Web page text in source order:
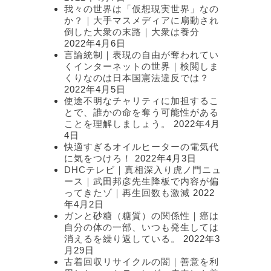
我々の世界は「仮想現実世界」なの
か？｜大手マスメディアに扇動され
倒した大衆の末路｜大衆は養分
2022年4月6日
言論統制｜表現の自由が奪われてい
くインターネットの世界｜検閲しま
くりなのは日本国憲法違反では？
2022年4月5日
使途不明なチャリティに加担するこ
とで、誰かの命を奪う可能性がある
ことを理解しましょう。
2022年4月
4日
快適すぎるオイルヒーターの電気代
に気をつけろ！
2022年4月3日
DHCテレビ｜真相深入り虎ノ門ニュ
ース｜武田邦彦先生降板で内容が偏
ってきたゾ｜再生回数も激減 2022
年4月2日
ガンと砂糖（糖質）の関係性｜癌は
自分の体の一部、いつも発生しては
消えるを繰り返している。
2022年3
月29日
古着回収リサイクルの闇｜善意を利